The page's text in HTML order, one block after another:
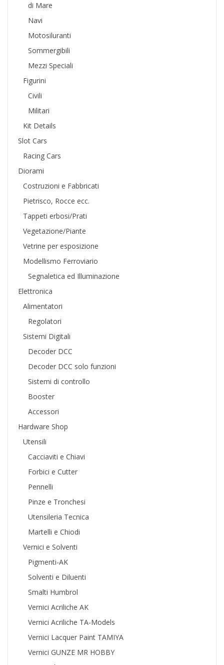
di Mare
Navi
Motosiluranti
Sommergibili
Mezzi Speciali
Figurini
Civili
Militari
Kit Details
Slot Cars
Racing Cars
Diorami
Costruzioni e Fabbricati
Pietrisco, Rocce ecc.
Tappeti erbosi/Prati
Vegetazione/Piante
Vetrine per esposizione
Modellismo Ferroviario
Segnaletica ed Illuminazione
Elettronica
Alimentatori
Regolatori
Sistemi Digitali
Decoder DCC
Decoder DCC solo funzioni
Sistemi di controllo
Booster
Accessori
Hardware Shop
Utensili
Cacciaviti e Chiavi
Forbici e Cutter
Pennelli
Pinze e Tronchesi
Utensileria Tecnica
Martelli e Chiodi
Vernici e Solventi
Pigmenti-AK
Solventi e Diluenti
Smalti Humbrol
Vernici Acriliche AK
Vernici Acriliche TA-Models
Vernici Lacquer Paint TAMIYA
Vernici GUNZE MR HOBBY